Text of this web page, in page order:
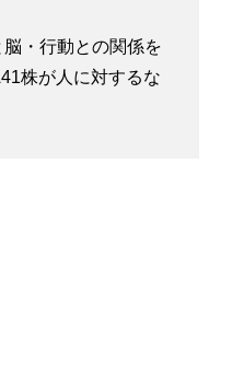
・行動との関係を
株が人に対するな